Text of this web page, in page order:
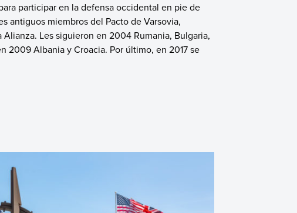
participar en la defensa occidental en pie de
antiguos miembros del Pacto de Varsovia,
Les siguieron en 2004 Rumania, Bulgaria,
2009 Albania y Croacia. Por último, en 2017 se